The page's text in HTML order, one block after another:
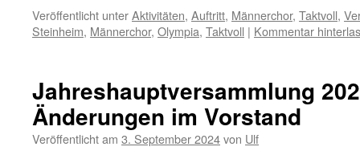
Veröffentlicht unterAktivitäten, Auftritt, Männerchor, Taktvoll,
Steinheim, Männerchor, Olympia, Taktvoll | Kommentar
Jahreshauptversammlung
Änderungen im Vorstand
Veröffentlicht am 3. September 2024von Ulf